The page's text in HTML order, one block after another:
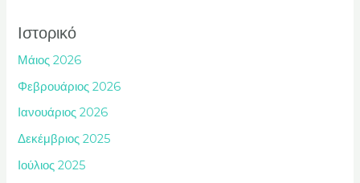
Ιστορικό
Μάιος 2026
Φεβρουάριος 2026
Ιανουάριος 2026
Δεκέμβριος 2025
Ιούλιος 2025